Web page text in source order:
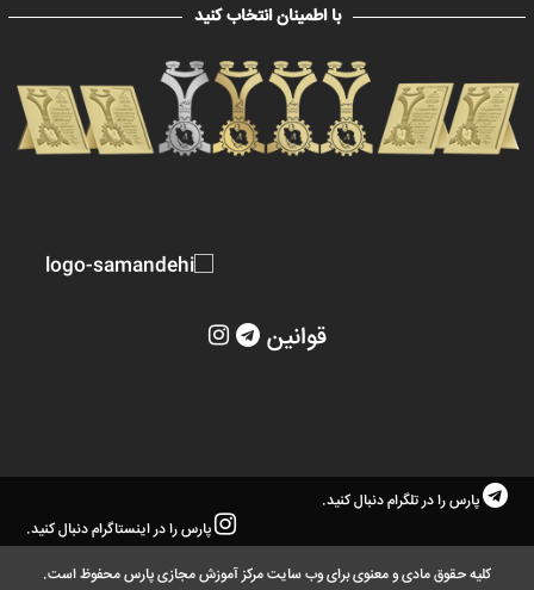
با اطمینان انتخاب کنید
قوانین
پارس را در تلگرام دنبال کنید.
پارس را در اینستاگرام دنبال کنید.
کلیه حقوق مادی و معنوی برای وب سایت مرکز آموزش مجازی پارس محفوظ است.